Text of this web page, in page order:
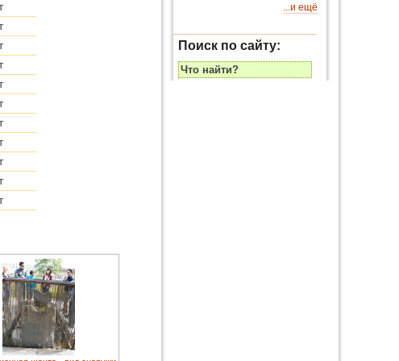
...и ещё
Поиск по сайту: